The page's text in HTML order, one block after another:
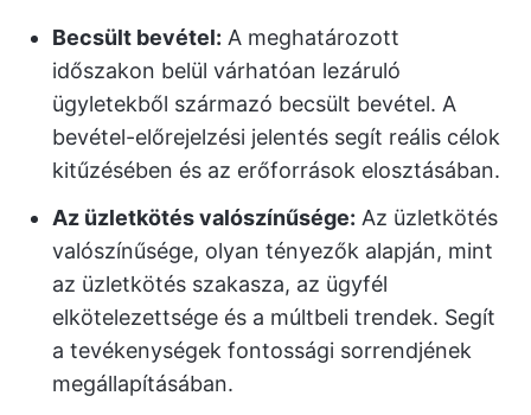
Becsült bevétel: A meghatározott
időszakon belül várhatóan lezáruló
ügyletekből származó becsült bevétel. A
bevétel-előrejelzési jelentés segít reális célok
kitűzésében és az erőforrások elosztásában.
Az üzletkötés valószínűsége: Az üzletkötés
valószínűsége, olyan tényezők alapján, mint
az üzletkötés szakasza, az ügyfél
elkötelezettsége és a múltbeli trendek. Segít
a tevékenységek fontossági sorrendjének
megállapításában.